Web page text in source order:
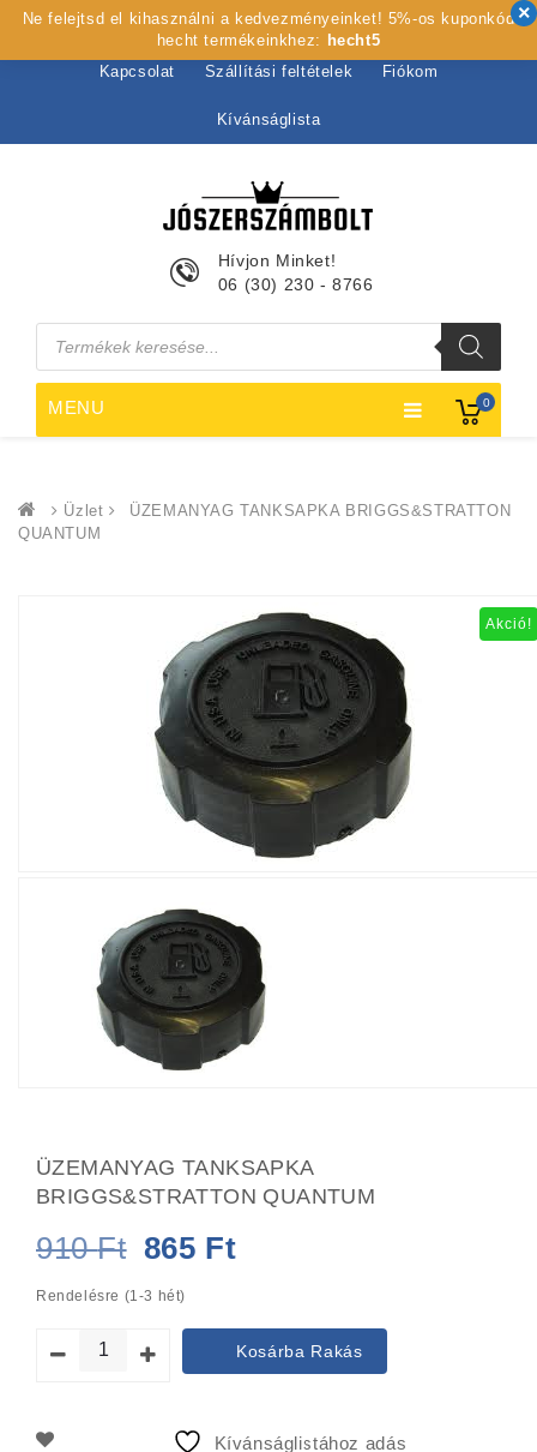
Kezdőlap Rólunk Webshop Szolgáltatások
Kapcsolat Szállítási feltételek Fiókom
Kívánságlista
0
Hívjon Minket!
06 (30) 230 - 8766
Products
search
MENU
Üzlet
ÜZEMANYAG TANKSAPKA BRIGGS&STRATTON
QUANTUM
Akció!
ÜZEMANYAG TANKSAPKA
BRIGGS&STRATTON QUANTUM
910Ft Original
price
was:
910 Ft.
865 Ft
is:
865 Ft.
Rendelésre (1-3 hét)
Kosárba Rakás
Kívánságlistához adás
Ne felejtsd el kihasználni a kedvezményeinket! 5%-os kuponkód
hecht termékeinkhez: hecht5